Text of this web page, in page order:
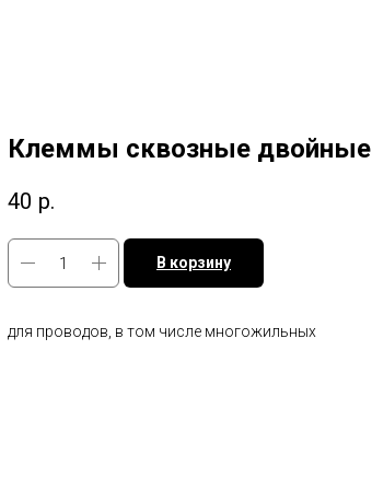
Клеммы сквозные двойные
40 р.
В корзину
для проводов, в том числе многожильных